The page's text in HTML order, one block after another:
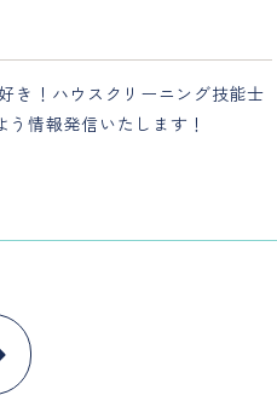
き！ハウスクリーニング技能士
情報発信いたします！